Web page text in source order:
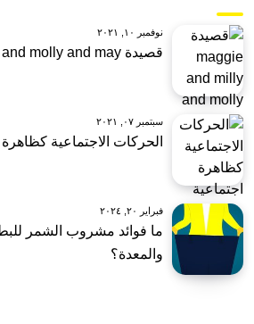
نوفمبر ١٠, ٢٠٢١
قصيدة maggie and milly and molly and may
سبتمبر ٠٧, ٢٠٢١
الحركات الاجتماعية
فبراير ٢٠, ٢٠٢٤
ما فوائد مشروب الشمر
والمعدة؟